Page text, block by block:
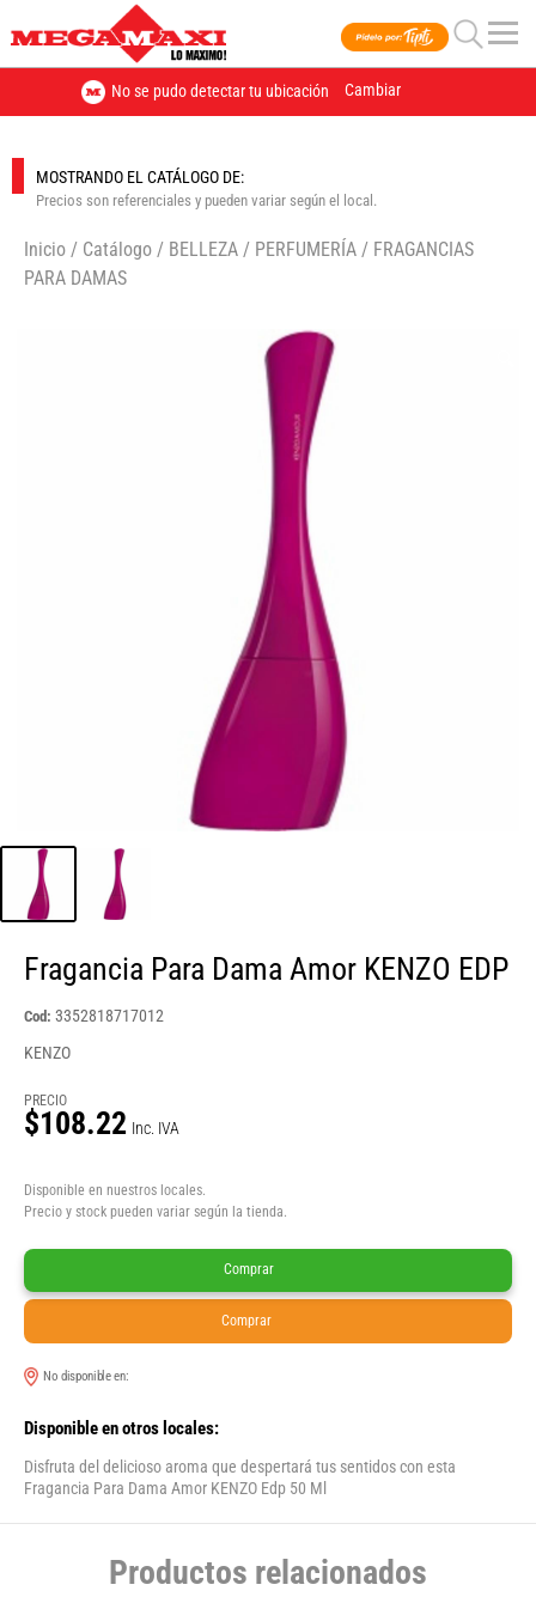
No se pudo detectar tu ubicación Cambiar
MOSTRANDO EL CATÁLOGO DE:
Precios son referenciales y pueden variar según el local.
Inicio / Catálogo / BELLEZA / PERFUMERÍA / FRAGANCIAS
PARA DAMAS
Fragancia Para Dama Amor KENZO EDP
Cod: 3352818717012
KENZO
PRECIO
$108.22 Inc. IVA
Disponible en nuestros locales.
Precio y stock pueden variar según la tienda.
Comprar
Comprar
No disponible en:
Disponible en otros locales:
Disfruta del delicioso aroma que despertará tus sentidos con esta
Fragancia Para Dama Amor KENZO Edp 50 Ml
Productos relacionados